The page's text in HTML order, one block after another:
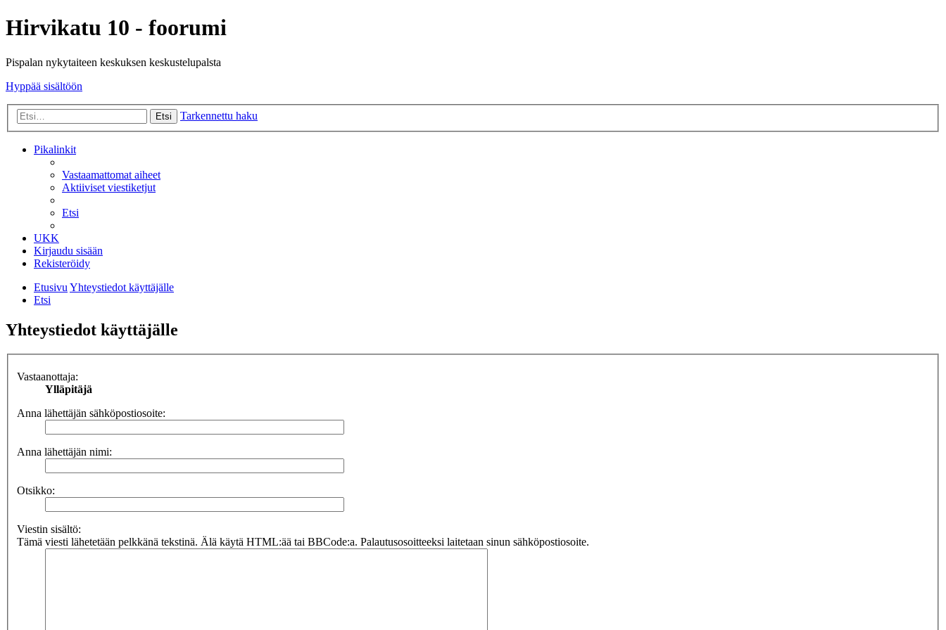
Hirvikatu 10 - foorumi
Pispalan nykytaiteen keskuksen keskustelupalsta
Hyppää sisältöön
Etsi Tarkennettu haku
Pikalinkit
Vastaamattomat aiheet
Aktiiviset viestiketjut
Etsi
UKK
Kirjaudu sisään
Rekisteröidy
EtusivuYhteystiedot käyttäjälle
Etsi
Yhteystiedot käyttäjälle
Vastaanottaja:
Ylläpitäjä
Anna lähettäjän sähköpostiosoite:
Anna lähettäjän nimi:
Otsikko:
Viestin sisältö:
Tämä viesti lähetetään pelkkänä tekstinä. Älä käytä HTML:ää tai BBCode:a. Palautusosoitteeksi laitetaan sinun sähköpostiosoite.